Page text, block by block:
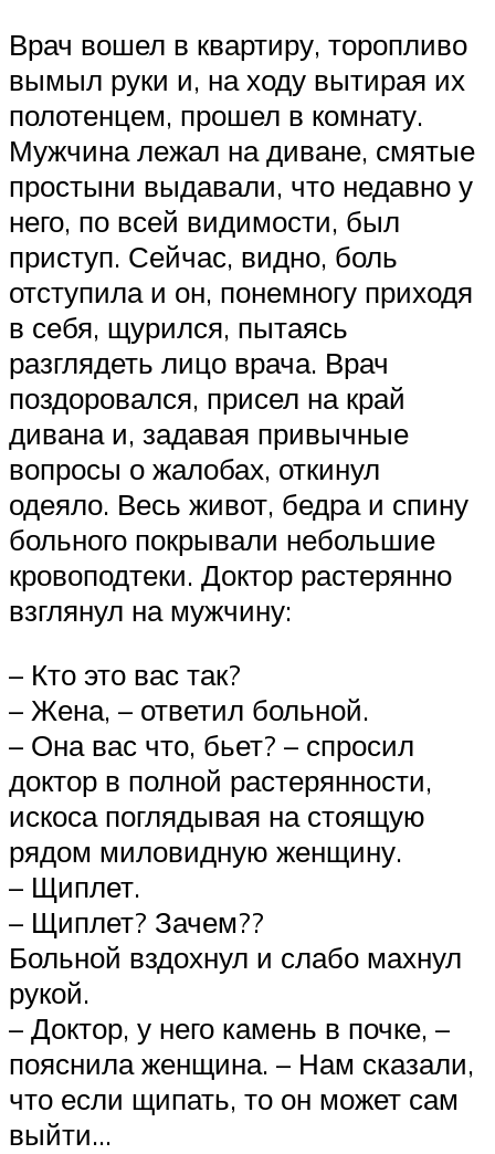
Врач вошел в квартиру, торопливо
вымыл руки и, на ходу вытирая их
полотенцем, прошел в комнату.
Мужчина лежал на диване, смятые
простыни выдавали, что недавно у
него, по всей видимости, был
приступ. Сейчас, видно, боль
отступила и он, понемногу приходя
в себя, щурился, пытаясь
разглядеть лицо врача. Врач
поздоровался, присел на край
дивана и, задавая привычные
вопросы о жалобах, откинул
одеяло. Весь живот, бедра и спину
больного покрывали небольшие
кровоподтеки. Доктор растерянно
взглянул на мужчину:
– Кто это вас так?
– Жена, – ответил больной.
– Она вас что, бьет? – спросил
доктор в полной растерянности,
искоса поглядывая на стоящую
рядом миловидную женщину.
– Щиплет.
– Щиплет? Зачем??
Больной вздохнул и слабо махнул
рукой.
– Доктор, у него камень в почке, –
пояснила женщина. – Нам сказали,
что если щипать, то он может сам
выйти…